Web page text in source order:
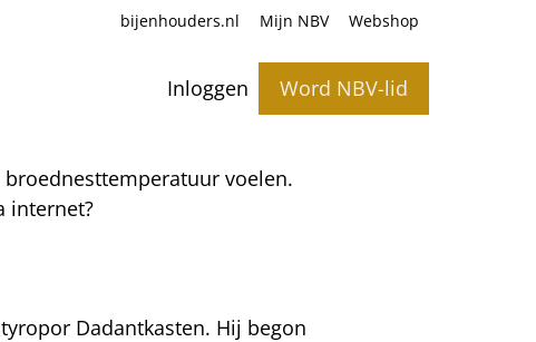
Inloggen Word NBV-lid
bijenhouders.nl Mijn NBV Webshop
voelen.
internet?
Dadantkasten. Hij begon